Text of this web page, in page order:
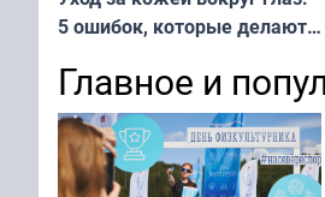
5 ошибок, которые делают
и вернуть свежий взгляд
без дорогих средств
Главное и